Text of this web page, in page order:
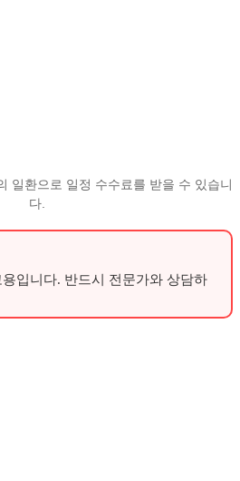
일환으로 일정 수수료를 받을 수 있습니
다.
입니다. 반드시 전문가와 상담하